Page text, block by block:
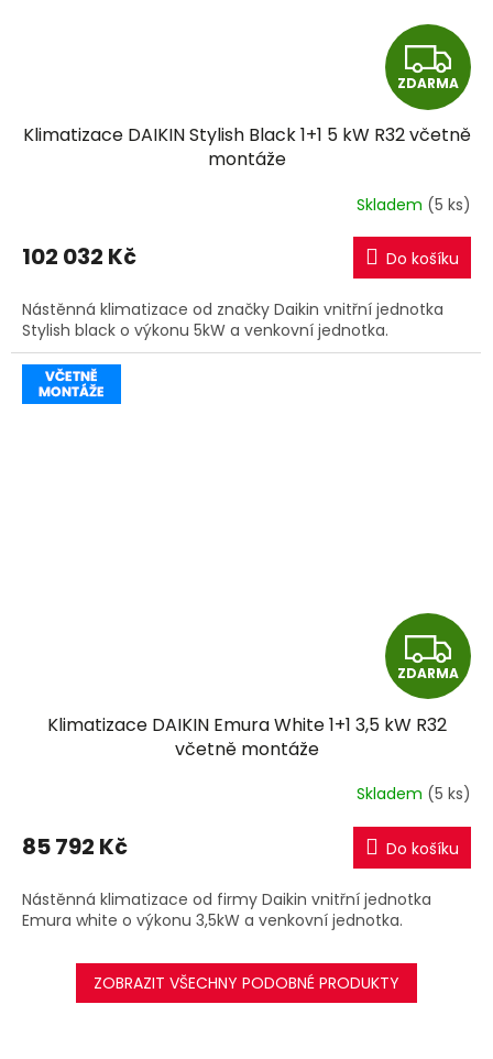
Z
D
A
R
M
A
ZDARMA
Klimatizace DAIKIN Stylish Black 1+1 5 kW R32 včetně
montáže
Skladem (5 ks)
102 032 Kč Do košíku
Nástěnná klimatizace od značky Daikin vnitřní jednotka
Stylish black o výkonu 5kW a venkovní jednotka.
Z
D
R
M
A
ZDARMA
Klimatizace DAIKIN Emura White 1+1 3,5 kW R32
včetně montáže
Skladem (5 ks)
85 792 Kč Do košíku
Nástěnná klimatizace od firmy Daikin vnitřní jednotka
Emura white o výkonu 3,5kW a venkovní jednotka.
ZOBRAZIT VŠECHNY PODOBNÉ PRODUKTY